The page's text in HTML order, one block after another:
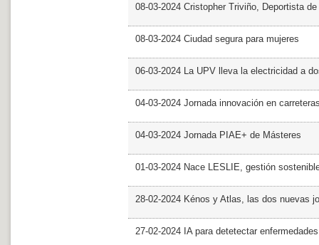
08-03-2024 Cristopher Triviño, Deportista
08-03-2024 Ciudad segura para mujeres
06-03-2024 La UPV lleva la electricidad a
04-03-2024 Jornada innovación en
04-03-2024 Jornada PIAE+ de Másteres
01-03-2024 Nace LESLIE, gestión
28-02-2024 Kénos y Atlas, las dos nuevas
27-02-2024 IA para detetectar